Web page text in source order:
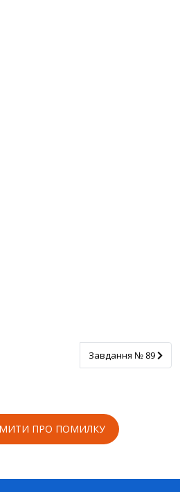
Завдання № 89
Завдання № 89
ПРО ПОМИЛКУ